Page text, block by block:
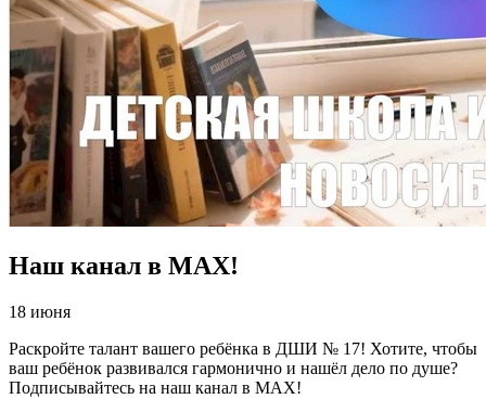
Наш канал в МАХ!
18 июня
Раскройте талант вашего ребёнка в ДШИ № 17! Хотите, чтобы
ваш ребёнок развивался гармонично и нашёл дело по душе?
Подписывайтесь на наш канал в МАХ!